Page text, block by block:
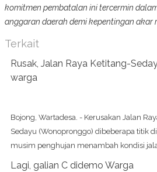
komitmen pembatalan ini tercermin
anggaran daerah demi kepentingan akar
Terkait
Rusak, Jalan Raya Ketitang-
warga
Bojong, Wartadesa. - Kerusakan Jalan
Sedayu (Wonopronggo) dibeberapa titik
musim penghujan menambah kondisi
Lagi, galian C didemo Warga